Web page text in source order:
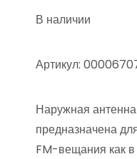
В наличии
Артикул:
Наружная
предназначена
FM-вещания как в